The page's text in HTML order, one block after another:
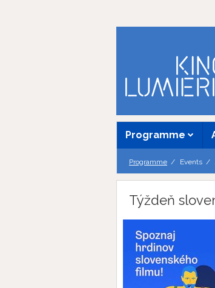
Programme
Programme Events
Týždeň